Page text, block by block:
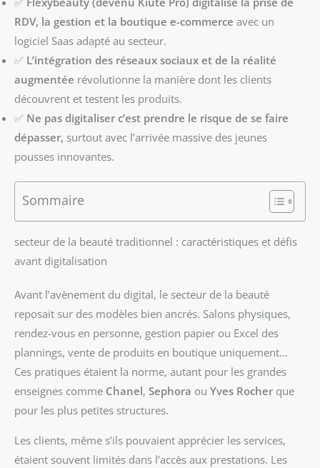
RDV, la gestion et la boutique e-commerce avec un
logiciel Saas adapté au secteur.
✅ L’intégration des réseaux sociaux et de la réalité
augmentée révolutionne la manière dont les clients
découvrent et testent les produits.
✅ Ne pas digitaliser c’est prendre le risque de se faire
dépasser, surtout avec l’arrivée massive des jeunes
pousses innovantes.
Sommaire
secteur de la beauté traditionnel : caractéristiques et défis
avant digitalisation
Avant l’avènement du digital, le secteur de la beauté
reposait sur des modèles bien ancrés. Salons physiques,
rendez-vous en personne, gestion papier ou Excel des
plannings, vente de produits en boutique uniquement…
Ces pratiques étaient la norme, autant pour les grandes
enseignes comme Chanel, Sephora ou Yves Rocher que
pour les plus petites structures.
Les clients, même s’ils pouvaient apprécier les services,
étaient souvent limités dans l’accès aux prestations. Les